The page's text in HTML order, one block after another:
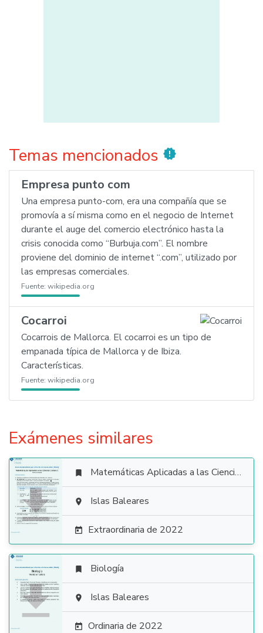
Temas mencionados new_releases
Empresa punto com
Una empresa punto-com, era una compañía que se
promovía a sí misma como en el negocio de Internet
durante el auge del comercio electrónico hasta la
crisis conocida como “Burbuja.com”. El nombre
proviene del dominio de internet “.com”, utilizado por
las empresas comerciales.
Fuente: wikipedia.org
Cocarroi
Cocarrois de Mallorca. El cocarroi es un tipo de
empanada típica de Mallorca y de Ibiza.
Características.
Fuente: wikipedia.org
Exámenes similares

 Matemáticas Aplicadas a las Ciencias Sociales
 Islas Baleares
 Extraordinaria de 2022

 Biología
 Islas Baleares
 Ordinaria de 2022